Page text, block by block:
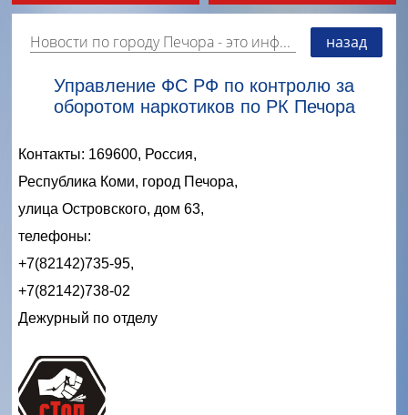
Новости по городу Печора- это информация о событиях, мероприятиях и торгово-коммерческой деятельности города. Страницу наполняют платные и бесплатные объявления, имеющие функцию "поднятия вверх списка". назад
Управление ФС РФ по контролю за
оборотом наркотиков по РК Печора
Контакты: 169600, Россия,
Республика Коми, город Печора,
улица Островского, дом 63,
телефоны:
+7(82142)735-95,
+7(82142)738-02
Дежурный по отделу